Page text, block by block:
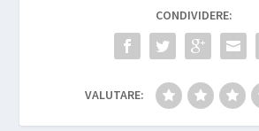
CONDIVIDERE:
VALUTARE: